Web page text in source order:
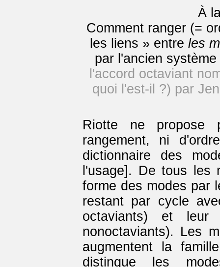
À
Comment ranger (=
les liens » entre les
par l'ancien
l'accord octaviant
quoi l'est-il ?) par
Riotte ne propose
rangement, ni
dictionnaire des
l'usage]. De tous les
forme des modes par
restant par cycle
octaviants) et leur
nonoctaviants). Les
augmentent la
distingue les